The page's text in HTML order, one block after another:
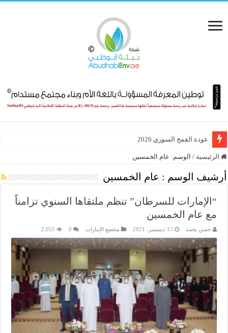
عودة القمح السوري 2026
هيئة البيئة – أبوظبي ودائرة البلديات والنقل تعززان تعاونهما ضمن مبادرات
الرئيسية / الوسم: عام الخمسين
أرشيف الوسم : عام الخمسين
“الإمارات للسرطان” تنظم ملتقاها السنوي تزامناً
مع عام الخمسين
حسن بحمد 15 ديسمبر، 2021 مجتمع الإمارات 0
2,055